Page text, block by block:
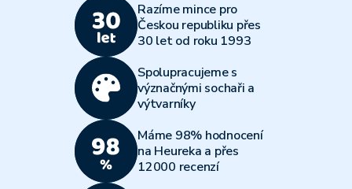
Razíme mince pro
Českou republiku přes
30 let od roku 1993
Spolupracujeme s
význačnými sochaři a
výtvarníky
Máme 98% hodnocení
na Heureka a přes
12000 recenzí